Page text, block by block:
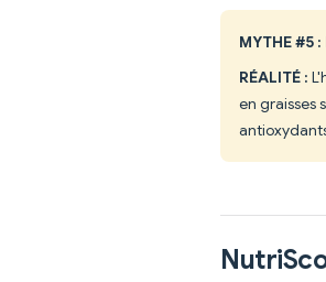
MYTHE
RÉALITÉ :
en graisses